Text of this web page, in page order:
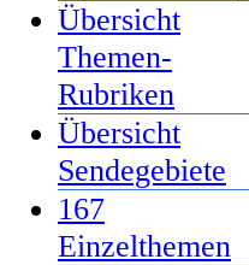
Übersicht
Themen-
Rubriken
Übersicht
Sendegebiete
167
Einzelthemen